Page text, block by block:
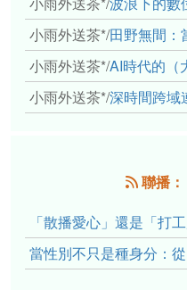
小雨外送茶*/田野無間：當「
小雨外送茶*/AI時代的（
小雨外送茶*/深時間跨域連
聯播